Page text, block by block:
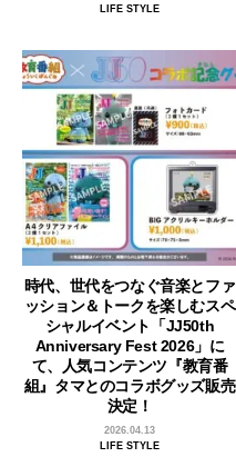
LIFE STYLE
時代、世代をつなぐ音楽とファ
ッション＆トークを楽しむスペ
シャルイベント「JJ50th
Anniversary Fest 2026」に
て、人気コンテンツ『教育番
組』タマとのコラボグッズ販売
決定！
2026.04.13
LIFE STYLE